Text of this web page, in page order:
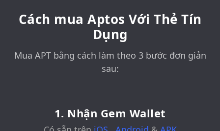
Cách mua Aptos Với Thẻ Tín
Dụng
Mua APT bằng cách làm theo 3 bước đơn giản
sau:
1. Nhận Gem Wallet